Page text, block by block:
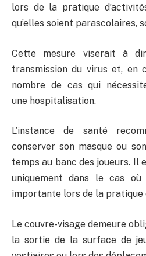
lors de la pratique
qu’elles soient parascolaires,
Cette mesure viserait à
transmission du virus et, en
nombre de cas qui
une hospitalisation.
L’instance de santé
conserver son masque ou
temps au banc des joueurs. Il
uniquement dans le cas
importante lors de la pratique
Le couvre-visage demeure
la sortie de la surface de